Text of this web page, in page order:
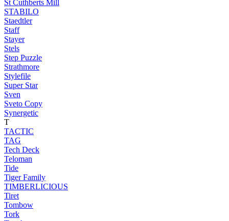
St Cuthberts Mill
STABILO
Staedtler
Staff
Stayer
Stels
Step Puzzle
Strathmore
Stylefile
Super Star
Sven
Sveto Copy
Synergetic
T
TACTIC
TAG
Tech Deck
Teloman
Tide
Tiger Family
TIMBERLICIOUS
Tiret
Tombow
Tork